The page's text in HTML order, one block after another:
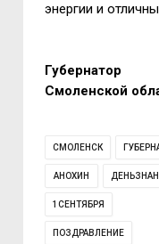
энергии и
Губернатор
Смоленской
СМОЛЕНСК
АНОХИН
1СЕНТЯБРЯ
ПОЗДРАВЛЕНИЕ